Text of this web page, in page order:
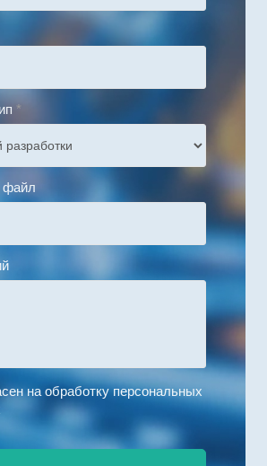
*
файл
на обработку персональных